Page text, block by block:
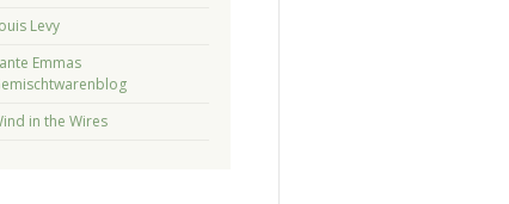
Levy
Emmas
in the Wires